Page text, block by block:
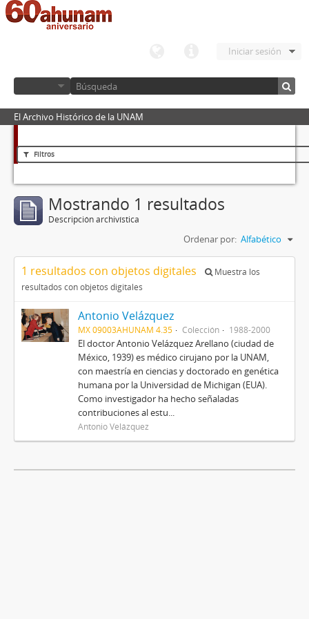
Iniciar sesión
El Archivo Histórico de la UNAM
Filtros
Mostrando 1 resultados
Descripción archivística
Ordenar por: Alfabético
1 resultados con objetos digitales
Muestra los
resultados con objetos digitales
Antonio Velázquez
MX 09003AHUNAM 4.35 Colección 1988-2000
El doctor Antonio Velázquez Arellano (ciudad de
México, 1939) es médico cirujano por la UNAM,
con maestría en ciencias y doctorado en genética
humana por la Universidad de Michigan (EUA).
Como investigador ha hecho señaladas
contribuciones al estu...
Antonio Velázquez